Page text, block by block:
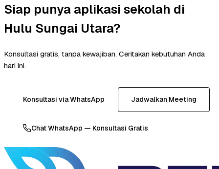
Siap punya aplikasi sekolah di
Hulu Sungai Utara?
Konsultasi gratis, tanpa kewajiban. Ceritakan kebutuhan Anda
hari ini.
Konsultasi via WhatsApp Jadwalkan Meeting
Chat WhatsApp — Konsultasi Gratis